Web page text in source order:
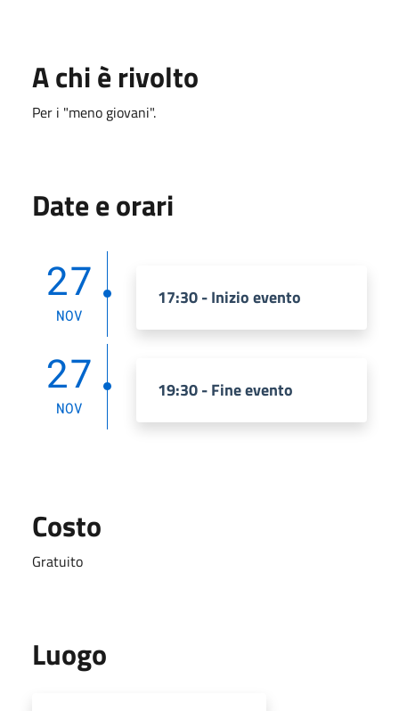
A chi è rivolto
Per i "meno giovani".
Date e orari
27
NOV
17:30 - Inizio evento
27
NOV
19:30 - Fine evento
Costo
Gratuito
Luogo